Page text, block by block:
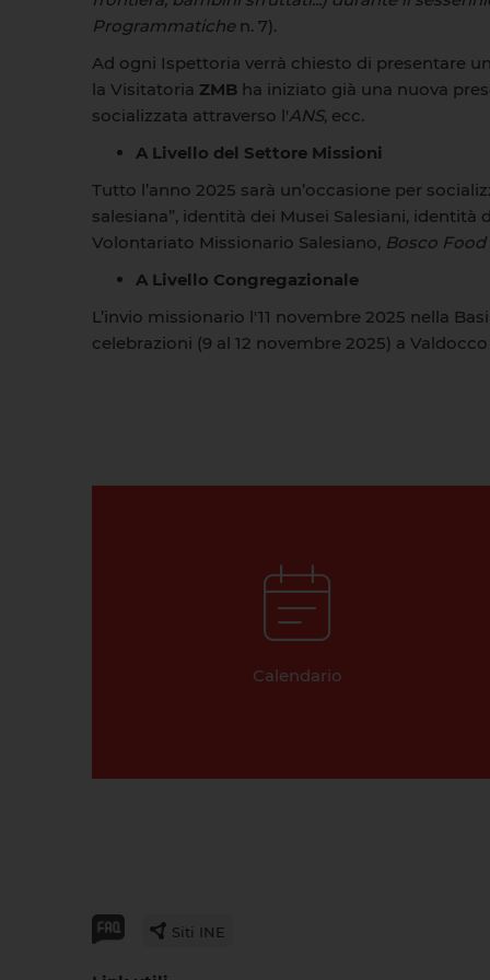
Programmatiche n. 7).
Ad ogni Ispettoria verrà chiesto di presentare
la Visitatoria ZMB ha iniziato già una nuova
socializzata attraverso l'ANS, ecc.
A Livello del Settore Missioni
Tutto l’anno 2025 sarà un’occasione per
salesiana”, identità dei Musei Salesiani,
Volontariato Missionario Salesiano, Bosco Food
A Livello Congregazionale
L’invio missionario l'11 novembre 2025 nella
celebrazioni (9 al 12 novembre 2025) a Valdocco
Calendario
Siti INE